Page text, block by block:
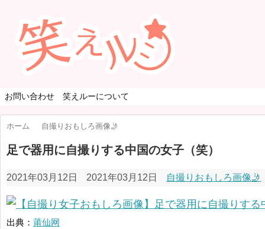
お問い合わせ 笑えルーについて
ホーム 自撮りおもしろ画像🤳
足で器用に自撮りする中国の女子（笑）
2021年03月12日 2021年03月12日 自撮りおもしろ画像🤳
出典： 莆仙网